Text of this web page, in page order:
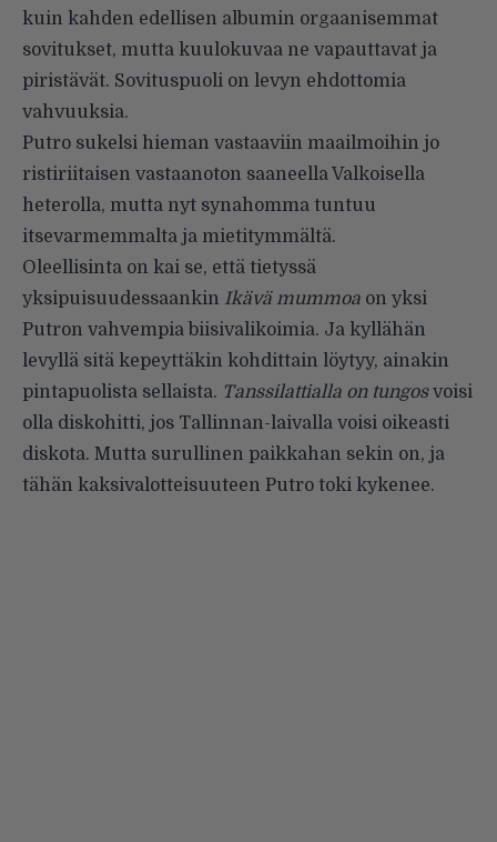
kuin kahden edellisen albumin orgaanisemmat
sovitukset, mutta kuulokuvaa ne vapauttavat ja
piristävät. Sovituspuoli on levyn ehdottomia
vahvuuksia.
Putro sukelsi hieman vastaaviin maailmoihin jo
ristiriitaisen vastaanoton saaneella Valkoisella
heterolla, mutta nyt synahomma tuntuu
itsevarmemmalta ja mietitymmältä.
Oleellisinta on kai se, että tietyssä
yksipuisuudessaankin Ikävä mummoa on yksi
Putron vahvempia biisivalikoimia. Ja kyllähän
levyllä sitä kepeyttäkin kohdittain löytyy, ainakin
pintapuolista sellaista. Tanssilattialla on tungosvoisi
olla diskohitti, jos Tallinnan-laivalla voisi oikeasti
diskota. Mutta surullinen paikkahan sekin on, ja
tähän kaksivalotteisuuteen Putro toki kykenee.